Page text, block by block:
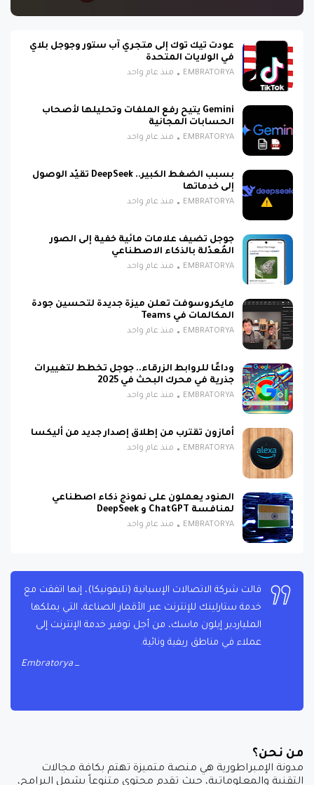
عودت تيك توك إلى متجري آب ستور وجوجل بلاي
في الولايات المتحدة
EMBRATORYA منذ عام واحد
Gemini يتيح رفع الملفات وتحليلها لأصحاب
الحسابات المجانية
EMBRATORYA منذ عام واحد
بسبب الضغط الكبير.. DeepSeek تقيّد الوصول
إلى خدماتها
EMBRATORYA منذ عام واحد
جوجل تضيف علامات مائية خفية إلى الصور
المُعدّلة بالذكاء الاصطناعي
EMBRATORYA منذ عام واحد
مايكروسوفت تعلن ميزة جديدة لتحسين جودة
المكالمات في Teams
EMBRATORYA منذ عام واحد
وداعًا للروابط الزرقاء.. جوجل تخطط لتغييرات
جذرية في محرك البحث في 2025
EMBRATORYA منذ عام واحد
أمازون تقترب من إطلاق إصدار جديد من أليكسا
EMBRATORYA منذ عام واحد
الهنود يعملون على نموذج ذكاء اصطناعي
لمنافسة ChatGPT و DeepSeek
EMBRATORYA منذ عام واحد
قالت شركة الاتصالات الإسبانية (تليفونيكا)، إنها اتفقت مع
خدمة ستارلينك للإنترنت عبر الأقمار الصناعة، التي يملكها
الملياردير إيلون ماسك، من أجل توفير خدمة الإنترنت إلى
عملاء في مناطق ريفية ونائية.
Embratorya
من نحن؟
مدونة الإمبراطورية هي منصة متميزة تهتم بكافة مجالات
التقنية والمعلوماتية، حيث تقدم محتوى متنوعاً يشمل البرامج،